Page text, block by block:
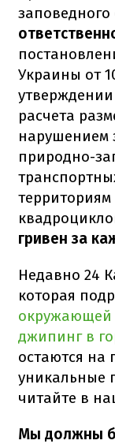
Украины от
расчета
нарушением
природно-
гривен за
Недавно 24
которая
окружающей
джипинг в
остаются на
уникальные
читайте в
Мы должны